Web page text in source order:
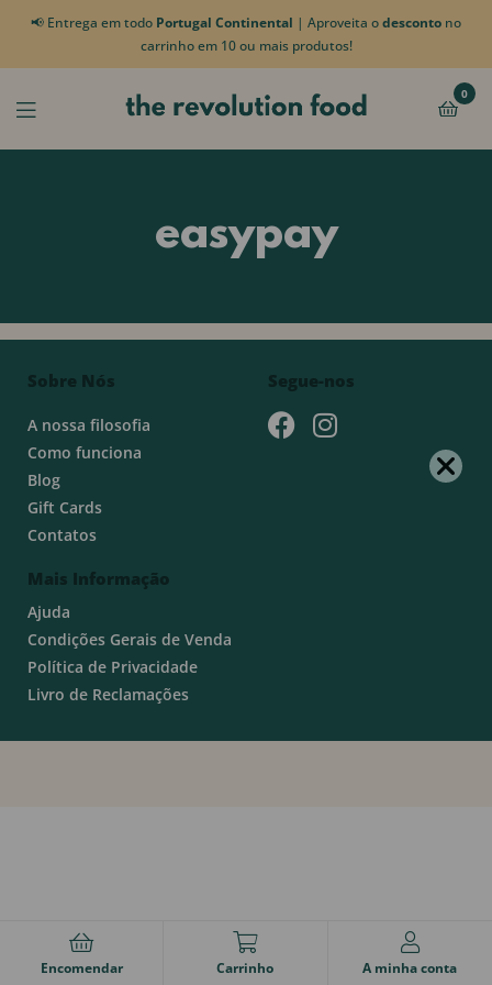
📢 Entrega em todo Portugal Continental | Aproveita odesconto no
carrinho em 10 ou mais produtos!
0
easypay
Sobre Nós
A nossa filosofia
Como funciona
Blog
Gift Cards
Contatos
Mais Informação
Ajuda
Condições Gerais de Venda
Política de Privacidade
Livro de Reclamações
Segue-nos
Encomendar Carrinho A minha conta